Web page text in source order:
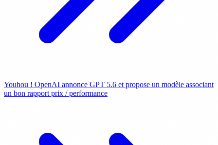
Youhou ! OpenAI annonce GPT 5.6 et propose un modèle associant
un bon rapport prix / performance